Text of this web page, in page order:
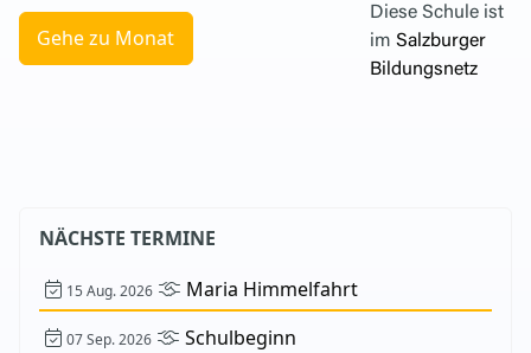
Gehe zu Monat
Diese Schule ist
imSalzburger
Bildungsnetz
NÄCHSTE TERMINE
15 Aug. 2026 Maria Himmelfahrt
07 Sep. 2026 Schulbeginn